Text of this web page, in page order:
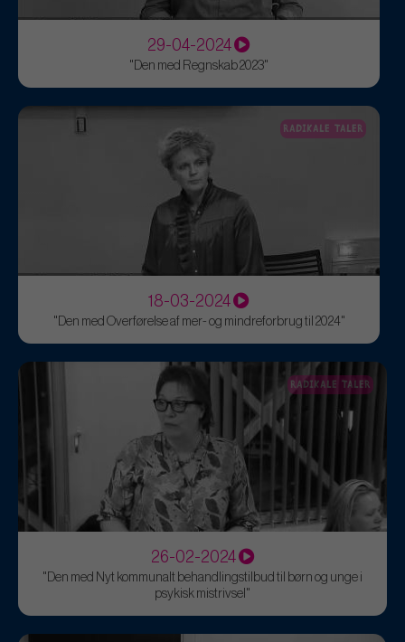
29-04-2024
"Den med Regnskab 2023"
RADIKALE TALER
18-03-2024
"Den med Overførelse af mer- og mindreforbrug til 2024"
RADIKALE TALER
26-02-2024
"Den med Nyt kommunalt behandlingstilbud til børn og unge i
psykisk mistrivsel"